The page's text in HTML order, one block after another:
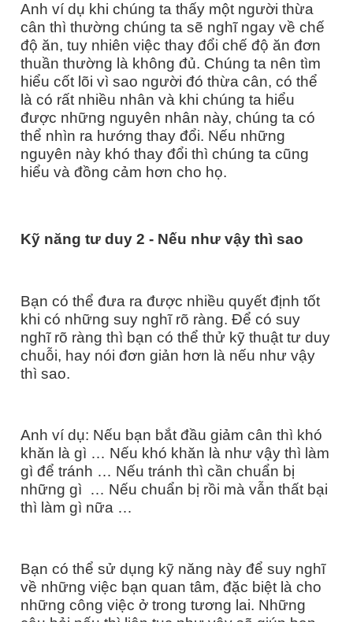
Anh ví dụ khi chúng ta thấy một người thừa
cân thì thường chúng ta sẽ nghĩ ngay về chế
độ ăn, tuy nhiên việc thay đổi chế độ ăn đơn
thuần thường là không đủ. Chúng ta nên tìm
hiểu cốt lõi vì sao người đó thừa cân, có thể
là có rất nhiều nhân và khi chúng ta hiểu
được những nguyên nhân này, chúng ta có
thể nhìn ra hướng thay đổi. Nếu những
nguyên này khó thay đổi thì chúng ta cũng
hiểu và đồng cảm hơn cho họ.
Kỹ năng tư duy 2 - Nếu như vậy thì sao
Bạn có thể đưa ra được nhiều quyết định tốt
khi có những suy nghĩ rõ ràng. Để có suy
nghĩ rõ ràng thì bạn có thể thử kỹ thuật tư duy
chuỗi, hay nói đơn giản hơn là nếu như vậy
thì sao.
Anh ví dụ: Nếu bạn bắt đầu giảm cân thì khó
khăn là gì … Nếu khó khăn là như vậy thì làm
gì để tránh … Nếu tránh thì cần chuẩn bị
những gì
… Nếu chuẩn bị rồi mà vẫn thất bại
thì làm gì nữa …
Bạn có thể sử dụng kỹ năng này để suy nghĩ
về những việc bạn quan tâm, đặc biệt là cho
những công việc ở trong tương lai. Những